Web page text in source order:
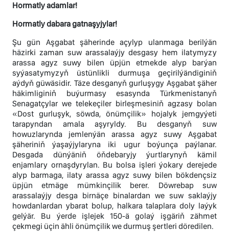
Hormatly adamlar!
Hormatly dabara gatnaşyjylar!
Şu gün Aşgabat şäherinde açylyp ulanmaga berilýän
häzirki zaman suw arassalaýjy desgasy hem ilatymyzy
arassa agyz suwy bilen üpjün etmekde alyp barýan
syýasatymyzyň üstünlikli durmuşa geçirilýändiginiň
aýdyň güwäsidir. Täze desganyň gurluşygy Aşgabat şäher
häkimliginiň buýurmasy esasynda Türkmenistanyň
Senagatçylar we telekeçiler birleşmesiniň agzasy bolan
«Dost gurluşyk, söwda, önümçilik» hojalyk jemgyýeti
tarapyndan amala aşyryldy. Bu desganyň suw
howuzlarynda jemlenýän arassa agyz suwy Aşgabat
şäheriniň ýaşaýjylaryna iki ugur boýunça paýlanar.
Desgada dünýäniň öňdebaryjy ýurtlarynyň kämil
enjamlary ornaşdyrylan. Bu bolsa işleri ýokary derejede
alyp barmaga, ilaty arassa agyz suwy bilen bökdençsiz
üpjün etmäge mümkinçilik berer. Döwrebap suw
arassalaýjy desga birnäçe binalardan we suw saklaýjy
howdanlardan ybarat bolup, halkara talaplara doly laýyk
gelýär. Bu ýerde işlejek 150-ä golaý işgäriň zähmet
çekmegi üçin ähli önümçilik we durmuş şertleri döredilen.